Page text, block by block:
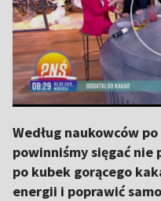
Według naukowców
powinniśmy sięgać nie
po kubek gorącego
energii i poprawić